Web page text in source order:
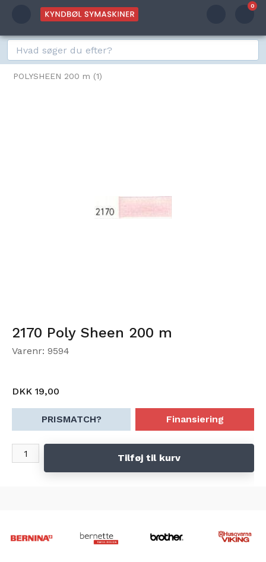
0
POLYSHEEN 200 m (1)
2170 Poly Sheen 200 m
Varenr: 9594
DKK 19,00
PRISMATCH? Finansiering
Tilføj til kurv